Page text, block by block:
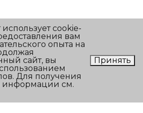
персональных данных
персональных данных
Контакты
cookie-
вам
опыта на
сайт, вы
Для получения
информации см.
Принять